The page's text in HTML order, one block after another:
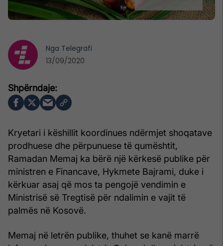
Kryetari i këshillit koordinues ndërmjet shoqatave
prodhuese dhe përpunuese të qumështit,
Ramadan Memaj ka bërë një kërkesë publike për
ministren e Financave, Hykmete Bajrami, duke i
kërkuar asaj që mos ta pengojë vendimin e
Ministrisë së Tregtisë për ndalimin e vajit të
palmës në Kosovë.
Memaj në letrën publike, thuhet se kanë marrë
Nga Telegrafi
13/09/2020